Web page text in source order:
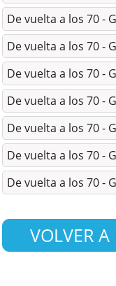
De vuelta a los 70 -
De vuelta a los 70 -
De vuelta a los 70 -
De vuelta a los 70 -
De vuelta a los 70 -
De vuelta a los 70 -
De vuelta a los 70 -
VOLVER